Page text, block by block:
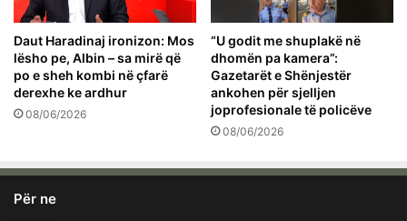
Daut Haradinaj ironizon: Mos
lësho pe, Albin – sa mirë që
po e sheh kombi në çfarë
derexhe ke ardhur
08/06/2026
“U godit me shuplakë në
dhomën pa kamera”:
Gazetarët e Shënjestër
ankohen për sjelljen
joprofesionale të policëve
08/06/2026
Për ne